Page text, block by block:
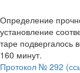
Определение
установление
таре подвергалось
160 минут.
Протокол № 292